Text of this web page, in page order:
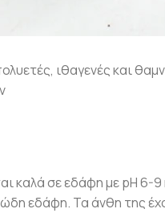
ιθαγενές και
καλά σε εδάφη με pH 6-9
εδάφη. Τα άνθη της